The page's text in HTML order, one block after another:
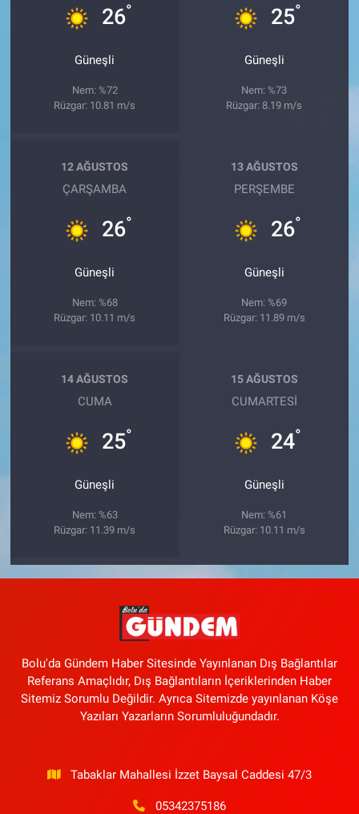
26°
Güneşli
Nem: %72
Rüzgar: 10.81 m/s
25°
Güneşli
Nem: %73
Rüzgar: 8.19 m/s
12 AĞUSTOS
ÇARŞAMBA
26°
Güneşli
Nem: %68
Rüzgar: 10.11 m/s
13 AĞUSTOS
PERŞEMBE
26°
Güneşli
Nem: %69
Rüzgar: 11.89 m/s
14 AĞUSTOS
CUMA
25°
Güneşli
Nem: %63
Rüzgar: 11.39 m/s
15 AĞUSTOS
CUMARTESI
24°
Güneşli
Nem: %61
Rüzgar: 10.11 m/s
Bolu'da Gündem Haber Sitesinde Yayınlanan Dış Bağlantılar
Referans Amaçlıdır, Dış Bağlantıların İçeriklerinden Haber
Sitemiz Sorumlu Değildir. Ayrıca Sitemizde yayınlanan Köşe
Yazıları Yazarların Sorumluluğundadır.
Tabaklar Mahallesi İzzet Baysal Caddesi 47/3
05342375186